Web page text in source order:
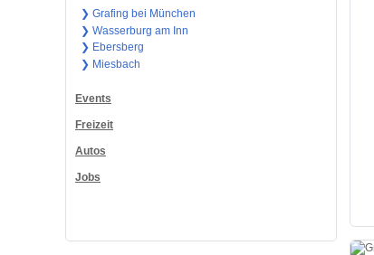
❯ Grafing bei München
❯ Wasserburg am Inn
❯ Ebersberg
❯ Miesbach
Events
Freizeit
Autos
Jobs